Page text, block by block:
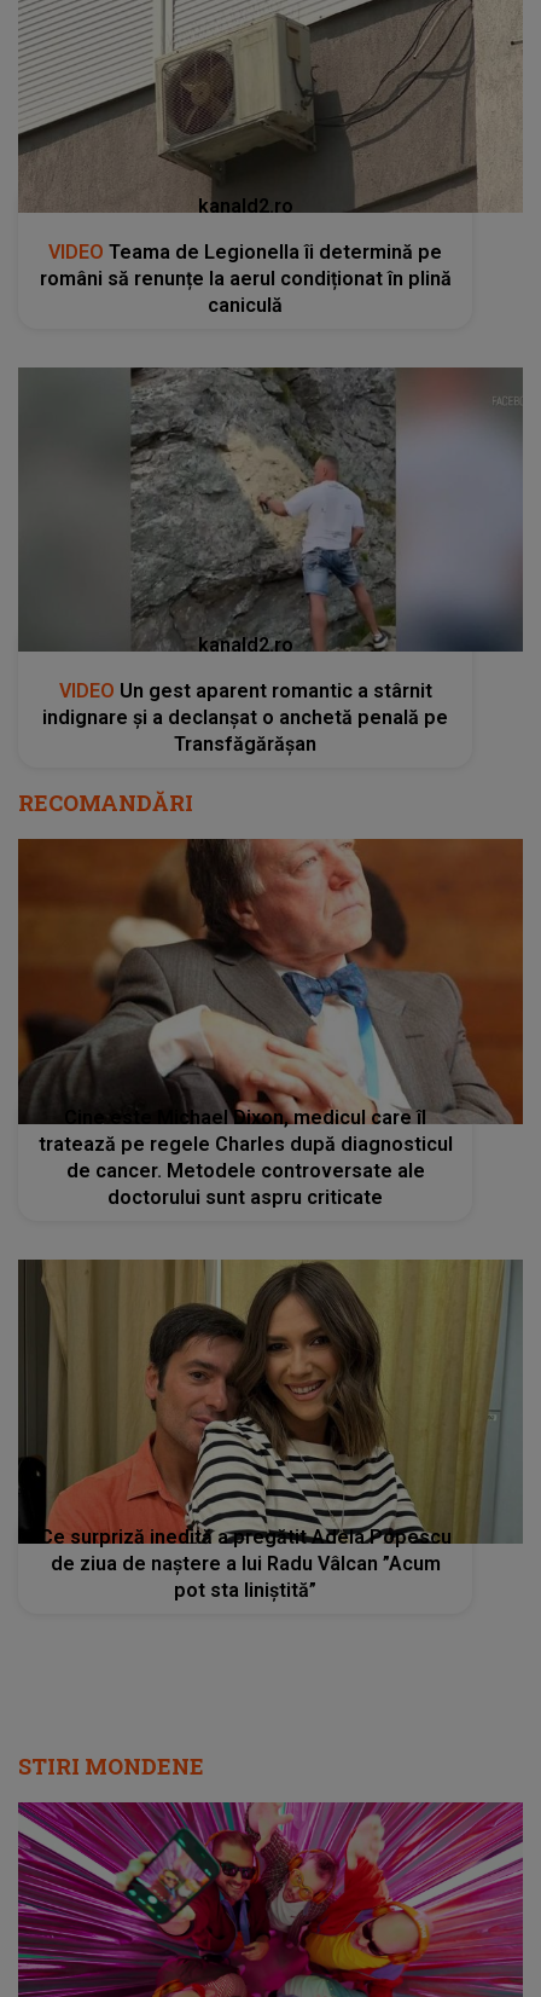
kanald2.ro
VIDEO Teama de Legionella îi determină pe
români să renunțe la aerul condiționat în plină
caniculă
kanald2.ro
VIDEO Un gest aparent romantic a stârnit
indignare și a declanșat o anchetă penală pe
Transfăgărășan
RECOMANDĂRI
Cine este Michael Dixon, medicul care îl
tratează pe regele Charles după diagnosticul
de cancer. Metodele controversate ale
doctorului sunt aspru criticate
Ce surpriză inedită a pregătit Adela Popescu
de ziua de naștere a lui Radu Vâlcan ”Acum
pot sta liniștită”
STIRI MONDENE